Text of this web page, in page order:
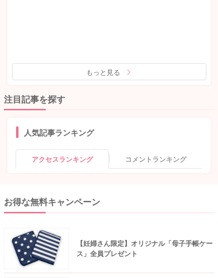
もっと見る
注目記事を探す
人気記事ランキング
アクセスランキング コメントランキング
お得な無料キャンペーン
【妊婦さん限定】オリジナル「母子手帳ケー
ス」全員プレゼント